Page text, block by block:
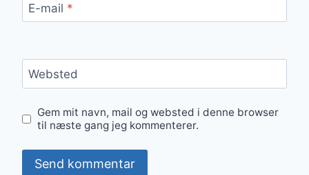
E-mail *
Websted
Gem mit navn, mail og websted i denne browser
til næste gang jeg kommenterer.